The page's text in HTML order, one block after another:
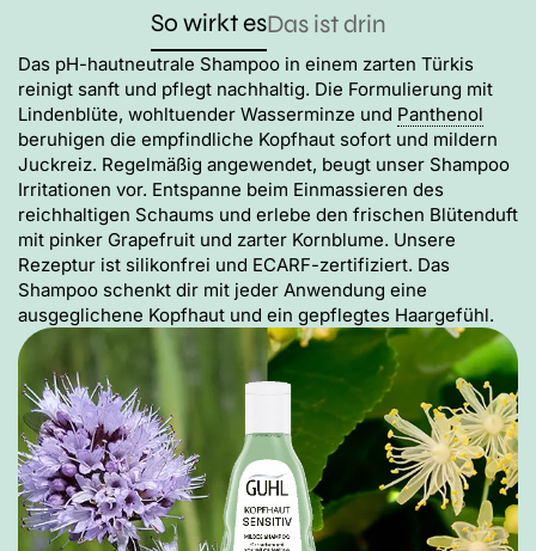
So wirkt esDas ist drin
Das pH-hautneutrale Shampoo in einem zarten Türkis
reinigt sanft und pflegt nachhaltig. Die Formulierung mit
Lindenblüte, wohltuender Wasserminze und Panthenol
beruhigen die empfindliche Kopfhaut sofort und mildern
Juckreiz. Regelmäßig angewendet, beugt unser Shampoo
Irritationen vor. Entspanne beim Einmassieren des
reichhaltigen Schaums und erlebe den frischen Blütenduft
mit pinker Grapefruit und zarter Kornblume. Unsere
Rezeptur ist silikonfrei und ECARF-zertifiziert. Das
Shampoo schenkt dir mit jeder Anwendung eine
ausgeglichene Kopfhaut und ein gepflegtes Haargefühl.